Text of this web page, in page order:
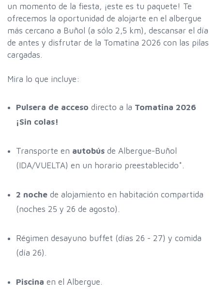
un momento de la fiesta, ¡este es tu paquete! Te
ofrecemos la oportunidad de alojarte en el albergue
más cercano a Buñol (a sólo 2,5 km), descansar el día
de antes y disfrutar de la Tomatina 2026 con las pilas
cargadas.
Mira lo que incluye:
Pulsera de acceso directo a la Tomatina 2026
¡Sin colas!
Transporte en autobús de Albergue-Buñol
(IDA/VUELTA) en un horario preestablecido*.
2 noche de alojamiento en habitación compartida
(noches 25 y 26 de agosto).
Régimen desayuno buffet (días 26 - 27) y comida
(día 26).
Piscina en el Albergue.